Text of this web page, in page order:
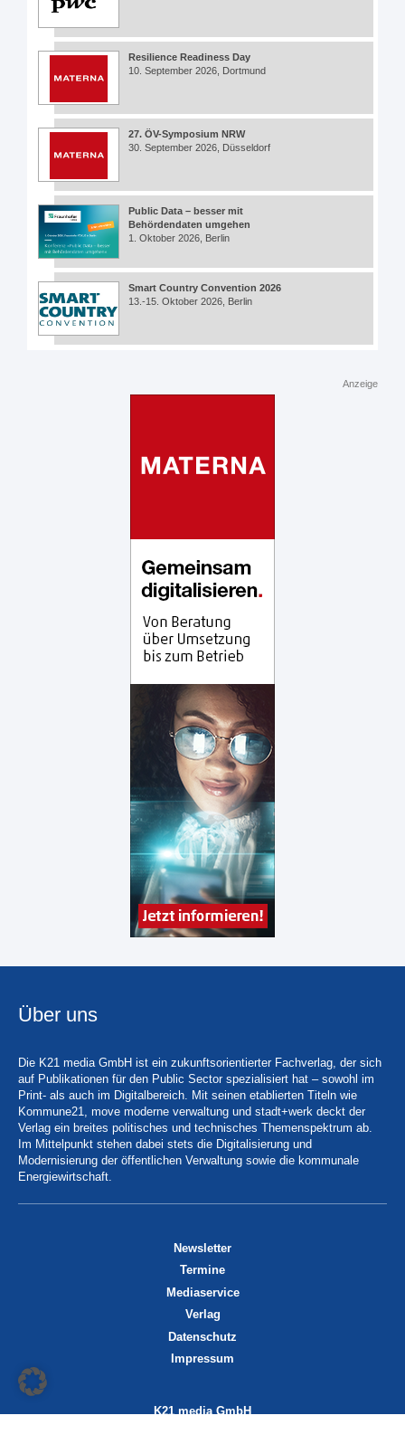
Resilience Readiness Day
10. September 2026, Dortmund
27. ÖV-Symposium NRW
30. September 2026, Düsseldorf
Public Data – besser mit
Behördendaten umgehen
1. Oktober 2026, Berlin
Smart Country Convention 2026
13.-15. Oktober 2026, Berlin
Anzeige
Über uns
Die K21 media GmbH ist ein zukunftsorientierter Fachverlag, der sich
auf Publikationen für den Public Sector spezialisiert hat – sowohl im
Print- als auch im Digitalbereich. Mit seinen etablierten Titeln wie
Kommune21, move moderne verwaltung und stadt+werk deckt der
Verlag ein breites politisches und technisches Themenspektrum ab.
Im Mittelpunkt stehen dabei stets die Digitalisierung und
Modernisierung der öffentlichen Verwaltung sowie die kommunale
Energiewirtschaft.
Newsletter
Termine
Mediaservice
Verlag
Datenschutz
Impressum
K21 media GmbH